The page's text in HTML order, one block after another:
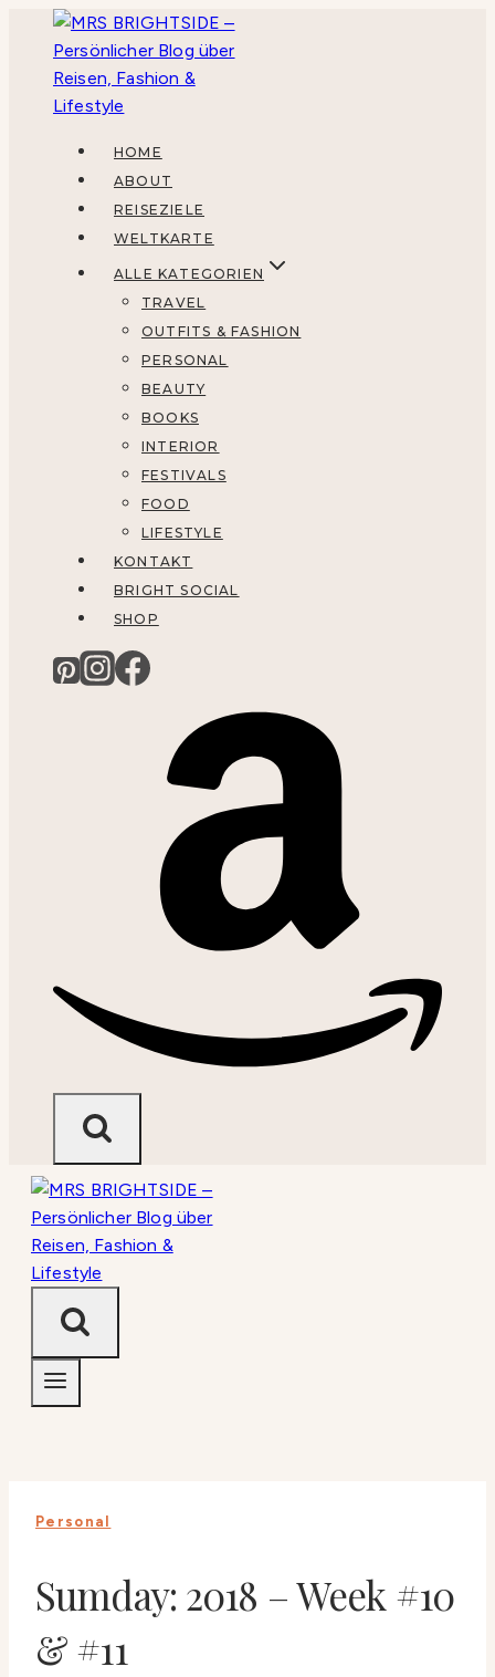
springen
HOME
ABOUT
REISEZIELE
WELTKARTE
ALLE KATEGORIEN
TRAVEL
OUTFITS & FASHION
PERSONAL
BEAUTY
BOOKS
INTERIOR
FESTIVALS
FOOD
LIFESTYLE
KONTAKT
BRIGHT SOCIAL
SHOP
Personal
Sumday: 2018 – Week #10
& #11